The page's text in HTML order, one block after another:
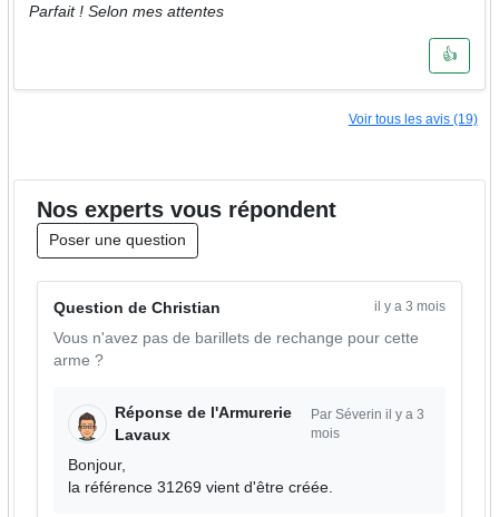
Parfait ! Selon mes attentes
👍
Voir tous les avis (19)
Nos expertsvous répondent
Poser une question
Question de Christian il y a 3 mois
Vous n'avez pas de barillets de rechange pour cette
arme ?
Réponse de l'Armurerie
Lavaux
Par Séverin il y a 3
mois
Bonjour,
la référence 31269 vient d'être créée.